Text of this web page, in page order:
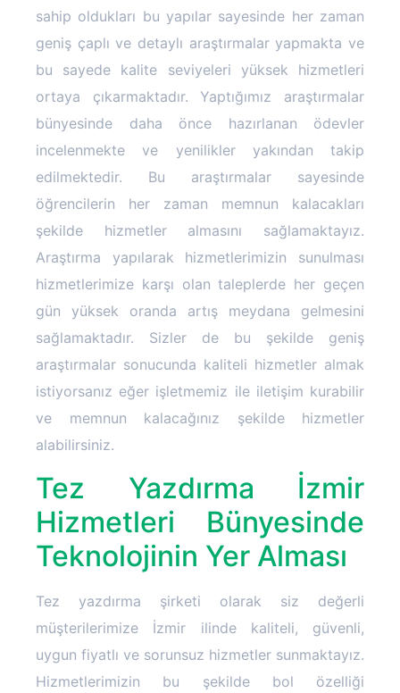
sahip oldukları bu yapılar sayesinde her zaman
geniş çaplı ve detaylı araştırmalar yapmakta ve
bu sayede kalite seviyeleri yüksek hizmetleri
ortaya çıkarmaktadır. Yaptığımız araştırmalar
bünyesinde daha önce hazırlanan ödevler
incelenmekte ve yenilikler yakından takip
edilmektedir. Bu araştırmalar sayesinde
öğrencilerin her zaman memnun kalacakları
şekilde hizmetler almasını sağlamaktayız.
Araştırma yapılarak hizmetlerimizin sunulması
hizmetlerimize karşı olan taleplerde her geçen
gün yüksek oranda artış meydana gelmesini
sağlamaktadır. Sizler de bu şekilde geniş
araştırmalar sonucunda kaliteli hizmetler almak
istiyorsanız eğer işletmemiz ile iletişim kurabilir
ve memnun kalacağınız şekilde hizmetler
alabilirsiniz.
Tez Yazdırma İzmir
Hizmetleri Bünyesinde
Teknolojinin Yer Alması
Tez yazdırma şirketi olarak siz değerli
müşterilerimize İzmir ilinde kaliteli, güvenli,
uygun fiyatlı ve sorunsuz hizmetler sunmaktayız.
Hizmetlerimizin bu şekilde bol özelliği